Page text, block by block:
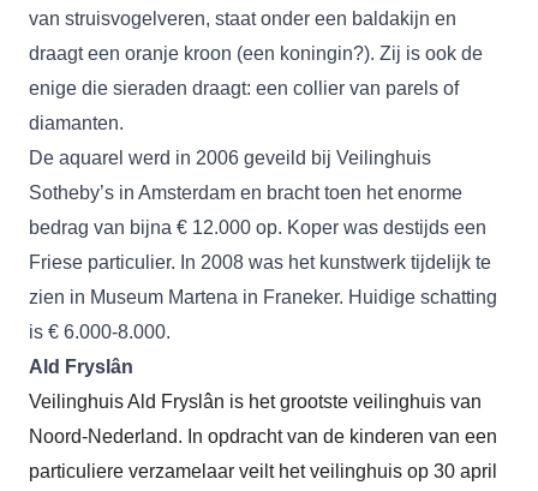
van struisvogelveren, staat onder een baldakijn en
draagt een oranje kroon (een koningin?). Zij is ook de
enige die sieraden draagt: een collier van parels of
diamanten.
De aquarel werd in 2006 geveild bij Veilinghuis
Sotheby’s in Amsterdam en bracht toen het enorme
bedrag van bijna € 12.000 op. Koper was destijds een
Friese particulier. In 2008 was het kunstwerk tijdelijk te
zien in Museum Martena in Franeker. Huidige schatting
is € 6.000-8.000.
Ald Fryslân
Veilinghuis Ald Fryslân is het grootste veilinghuis van
Noord-Nederland. In opdracht van de kinderen van een
particuliere verzamelaar veilt het veilinghuis op 30 april